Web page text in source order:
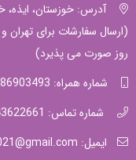
آدرس: خوزستان، ایذه،
(ارسال سفارشات برای تهران
روز صورت می پذیرد)
شماره همراه: 09386903493
شماره تماس: 06143622661
ایمیل: lezatenaghashi2021@gmail.com